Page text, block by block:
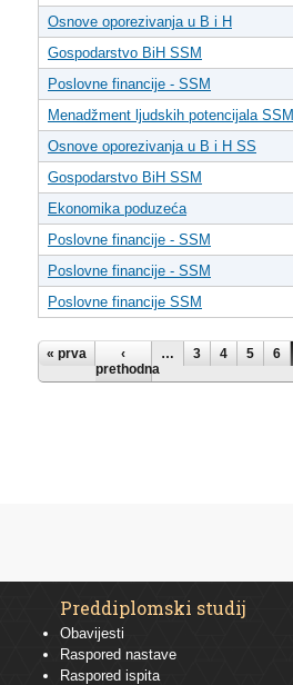
Osnove oporezivanja u B i H
Gospodarstvo BiH SSM
Poslovne financije - SSM
Menadžment ljudskih potencijala SSM
Osnove oporezivanja u B i H SS
Gospodarstvo BiH SSM
Ekonomika poduzeća
Poslovne financije - SSM
Poslovne financije - SSM
Poslovne financije SSM
Pages
« prva
‹
prethodna
… 3 4 5 6
Preddiplomski studij
Obavijesti
Raspored nastave
Raspored ispita